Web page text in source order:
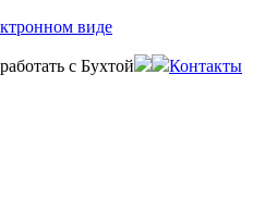
виде
с Бухтой Контакты